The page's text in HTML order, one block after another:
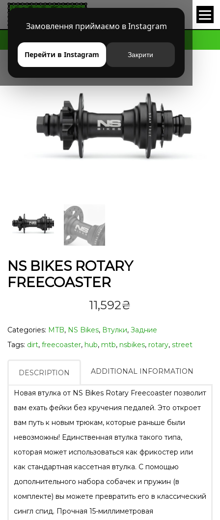
Замовлення приймаємо в Instagram
Перейти в Instagram Закрити
NS BIKES ROTARY
FREECOASTER
11,592₴
Categories: MTB, NS Bikes, Втулки, Задние
Tags: dirt, freecoaster, hub, mtb, nsbikes, rotary, street
DESCRIPTION ADDITIONAL INFORMATION
Новая втулка от NS Bikes Rotary Freecoaster позволит
вам ехать фейки без кручения педалей. Это откроет
вам путь к новым трюкам, которые раньше были
невозможны! Единственная втулка такого типа,
которая может использоваться как фрикостер или
как стандартная кассетная втулка. С помощью
дополнительного набора собачек и пружин (в
комплекте) вы можете превратить его в классический
сингл спид. Прочная 15-миллиметровая